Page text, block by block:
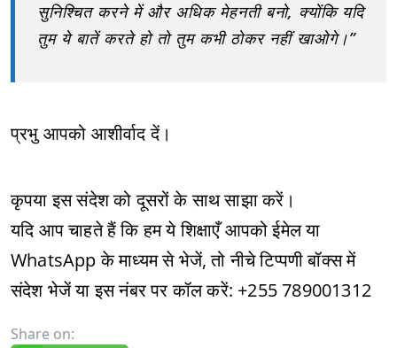
सुनिश्चित करने में और अधिक मेहनती बनो, क्योंकि यदि
तुम ये बातें करते हो तो तुम कभी ठोकर नहीं खाओगे।”
प्रभु आपको आशीर्वाद दें।
कृपया इस संदेश को दूसरों के साथ साझा करें।
यदि आप चाहते हैं कि हम ये शिक्षाएँ आपको ईमेल या
WhatsApp के माध्यम से भेजें, तो नीचे टिप्पणी बॉक्स में
संदेश भेजें या इस नंबर पर कॉल करें: +255 789001312
Share on: